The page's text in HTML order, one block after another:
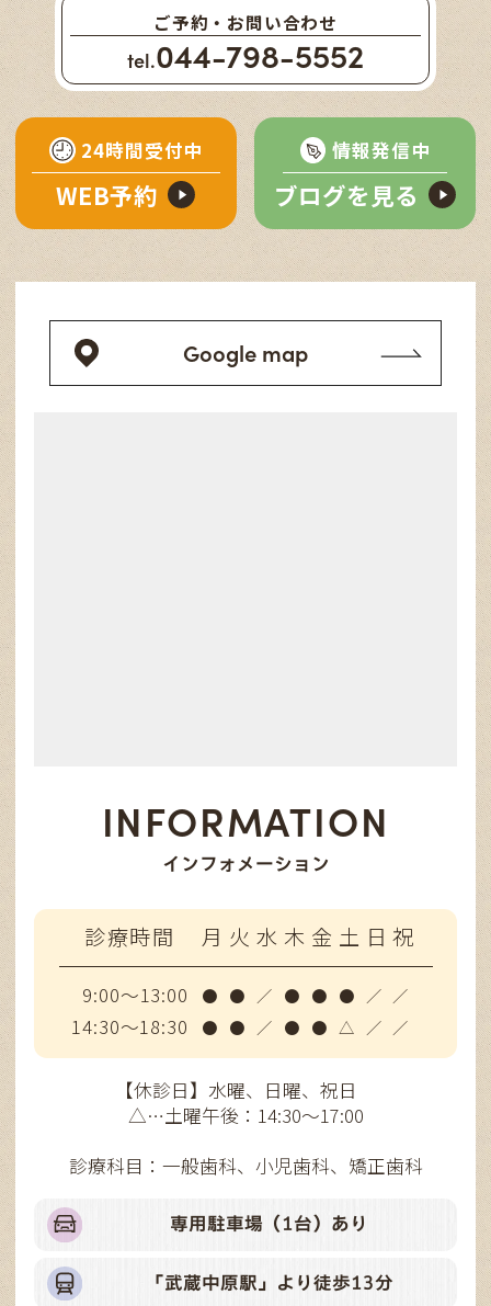
ご予約・お問い合わせ
tel.044-798-5552
24時間受付中
WEB予約
情報発信中
ブログを見る
Google map
INFORMATION
インフォメーション
診療時間 月 火 水 木 金 土 日 祝
9:00～13:00 ● ● ／ ● ● ● ／ ／
14:30～18:30 ● ● ／ ● ● △ ／ ／
【休診日】水曜、日曜、祝日
△…土曜午後：14:30～17:00
診療科目：一般歯科、小児歯科、矯正歯科
専用駐車場（1台）あり
「武蔵中原駅」より徒歩13分